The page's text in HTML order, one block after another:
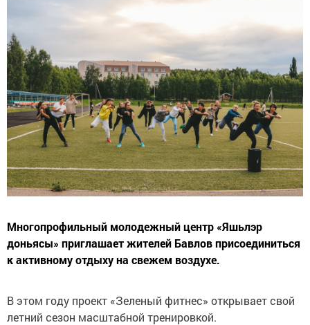
Многопрофильный молодежный центр «Яшьлэр
доньясы» приглашает жителей Бавлов присоединиться
к активному отдыху на свежем воздухе.
В этом году проект «Зеленый фитнес» открывает свой
летний сезон масштабной тренировкой.